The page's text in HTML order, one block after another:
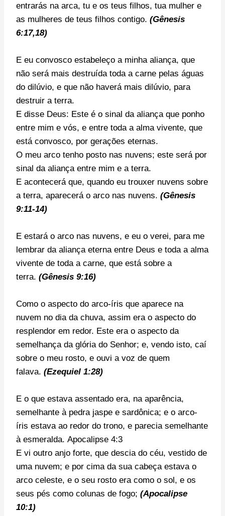
entrarás na arca, tu e os teus filhos, tua mulher e
as mulheres de teus filhos contigo.(Gênesis
6:17,18)
E eu convosco estabeleço a minha aliança, que
não será mais destruída toda a carne pelas águas
do dilúvio, e que não haverá mais dilúvio, para
destruir a terra.
E disse Deus: Este é o sinal da aliança que ponho
entre mim e vós, e entre toda a alma vivente, que
está convosco, por gerações eternas.
O meu arco tenho posto nas nuvens; este será por
sinal da aliança entre mim e a terra.
E acontecerá que, quando eu trouxer nuvens sobre
a terra, aparecerá o arco nas nuvens.(Gênesis
9:11-14)
E estará o arco nas nuvens, e eu o verei, para me
lembrar da aliança eterna entre Deus e toda a alma
vivente de toda a carne, que está sobre a
terra.(Gênesis 9:16)
Como o aspecto do arco-íris que aparece na
nuvem no dia da chuva, assim era o aspecto do
resplendor em redor. Este era o aspecto da
semelhança da glória do Senhor; e, vendo isto, caí
sobre o meu rosto, e ouvi a voz de quem
falava.(Ezequiel 1:28)
E o que estava assentado era, na aparência,
semelhante à pedra jaspe e sardônica; e o arco-
íris estava ao redor do trono, e parecia semelhante
à esmeralda. Apocalipse 4:3
E vi outro anjo forte, que descia do céu, vestido de
uma nuvem; e por cima da sua cabeça estava o
arco celeste, e o seu rosto era como o sol, e os
seus pés como colunas de fogo;(Apocalipse
10:1)